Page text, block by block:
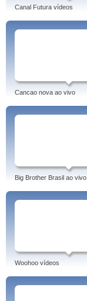
Canal Futura vídeos
Cancao nova ao vivo
Big Brother Brasil ao vivo
Woohoo vídeos